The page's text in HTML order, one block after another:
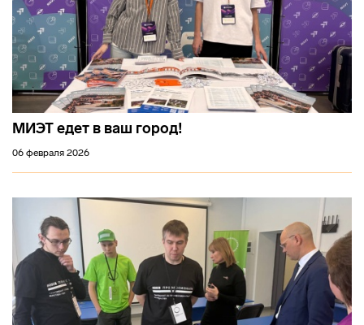
МИЭТ едет в ваш город!
06 февраля 2026